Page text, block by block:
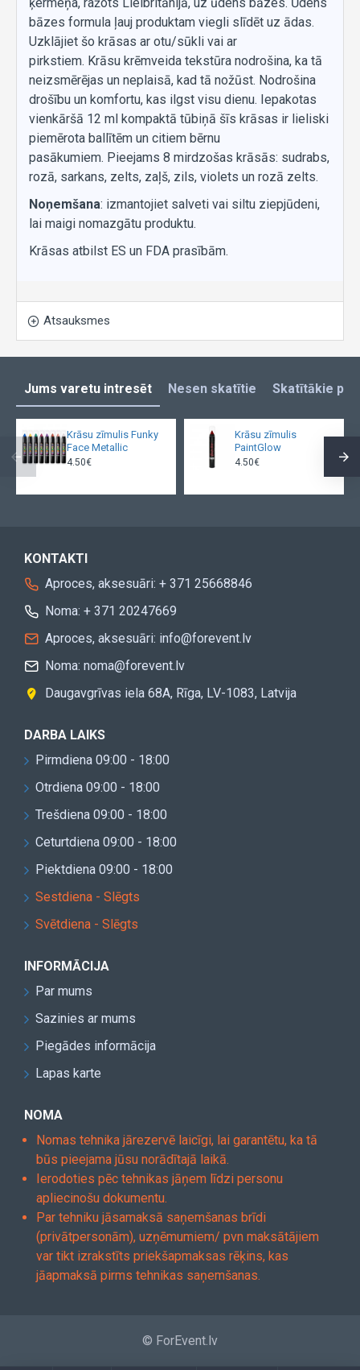
bāzes formula ļauj produktam viegli slīdēt uz ādas.
Uzklājiet šo krāsas ar otu/sūkli vai ar
pirkstiem. Krāsu krēmveida tekstūra nodrošina, ka tā
neizsmērējas un neplaisā, kad tā nožūst. Nodrošina
drošību un komfortu, kas ilgst visu dienu. Iepakotas
vienkāršā 12 ml kompaktā tūbiņā šīs krāsas ir lieliski
piemērota ballītēm un citiem bērnu
pasākumiem. Pieejams 8 mirdzošas krāsās: sudrabs,
rozā, sarkans, zelts, zaļš, zils, violets un rozā zelts.
Noņemšana: izmantojiet salveti vai siltu ziepjūdeni,
lai maigi nomazgātu produktu.
Krāsas atbilst ES un FDA prasībām.
Atsauksmes
Jums varetu intresēt Nesen skatītie Skatītākie
Krāsu zīmulis Funky
Face Metallic
4.50€
Krāsu zīmulis
PaintGlow
4.50€
KONTAKTI
Aproces, aksesuāri: + 371 25668846
Noma: + 371 20247669
Aproces, aksesuāri: info@forevent.lv
Noma: noma@forevent.lv
Daugavgrīvas iela 68A, Rīga, LV-1083, Latvija
DARBA LAIKS
Pirmdiena 09:00 - 18:00
Otrdiena 09:00 - 18:00
Trešdiena 09:00 - 18:00
Ceturtdiena 09:00 - 18:00
Piektdiena 09:00 - 18:00
Sestdiena - Slēgts
Svētdiena - Slēgts
INFORMĀCIJA
Par mums
Sazinies ar mums
Piegādes informācija
Lapas karte
NOMA
Nomas tehnika jārezervē laicīgi, lai garantētu, ka tā
būs pieejama jūsu norādītajā laikā.
Ierodoties pēc tehnikas jāņem līdzi personu
apliecinošu dokumentu.
Par tehniku jāsamaksā saņemšanas brīdi
(privātpersonām), uzņēmumiem/ pvn maksātājiem
var tikt izrakstīts priekšapmaksas rēķins, kas
jāapmaksā pirms tehnikas saņemšanas.
© ForEvent.lv